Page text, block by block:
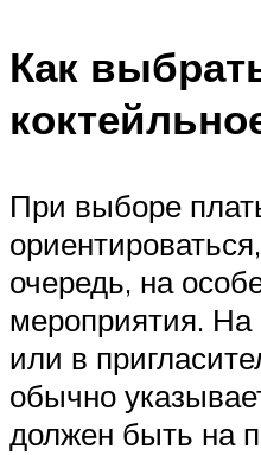
Как
При выборе
очередь, на
мероприятия.
или в
обычно
должен быть на